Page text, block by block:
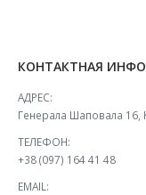
КОНТАКТНАЯ
АДРЕС:
Генерала Шаповала 16,
ТЕЛЕФОН:
+38 (097) 164 41 48
EMAIL: